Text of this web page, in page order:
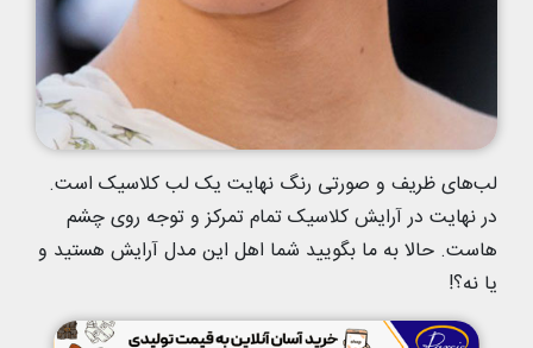
لب‌های ظریف و صورتی رنگ نهایت یک لب کلاسیک است.
در نهایت در آرایش کلاسیک تمام تمرکز و توجه روی چشم
هاست. حالا به ما بگویید شما اهل این مدل آرایش هستید و
یا نه؟!